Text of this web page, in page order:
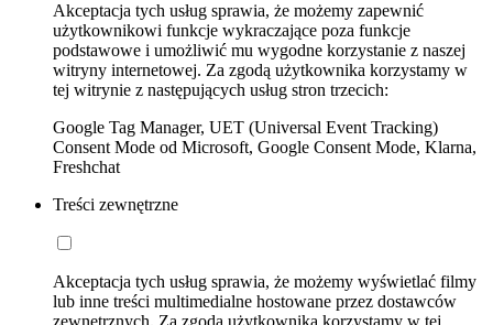
Akceptacja tych usług sprawia, że możemy zapewnić
użytkownikowi funkcje wykraczające poza funkcje
podstawowe i umożliwić mu wygodne korzystanie z naszej
witryny internetowej. Za zgodą użytkownika korzystamy w
tej witrynie z następujących usług stron trzecich:
Google Tag Manager, UET (Universal Event Tracking)
Consent Mode od Microsoft, Google Consent Mode, Klarna,
Freshchat
Treści zewnętrzne
Akceptacja tych usług sprawia, że możemy wyświetlać filmy
lub inne treści multimedialne hostowane przez dostawców